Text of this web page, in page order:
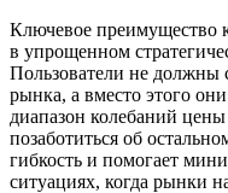
Ключевое преимущество
в упрощенном
Пользователи не должны
рынка, а вместо этого
диапазон колебаний
позаботиться об
гибкость и помогает
ситуациях, когда рынки